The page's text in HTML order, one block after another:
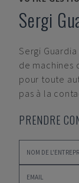
Sergi
Sergi Guardia
de machines
pour toute
pas à la
PRENDRE